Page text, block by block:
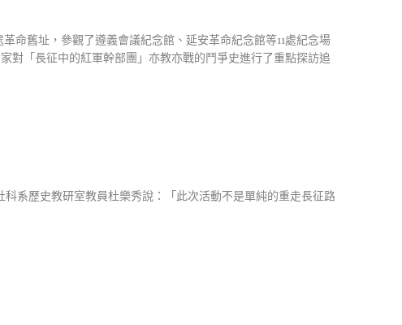
命舊址，參觀了遵義會議紀念館、延安革命紀念館等11處紀念場
對「長征中的紅軍幹部團」亦教亦戰的鬥爭史進行了重點探訪追
系歷史教研室教員杜樂秀說：「此次活動不是單純的重走長征路